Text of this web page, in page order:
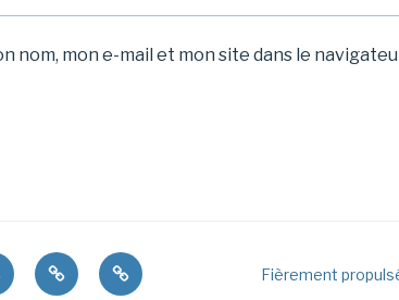
nom, mon e-mail et mon site dans le
Mes
créations
Une
commande?
Fièrement